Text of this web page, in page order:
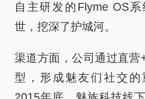
自主研发的Flyme OS
世，挖深了护城河。
渠道方面，公司通过直营
型，形成魅友们社交的